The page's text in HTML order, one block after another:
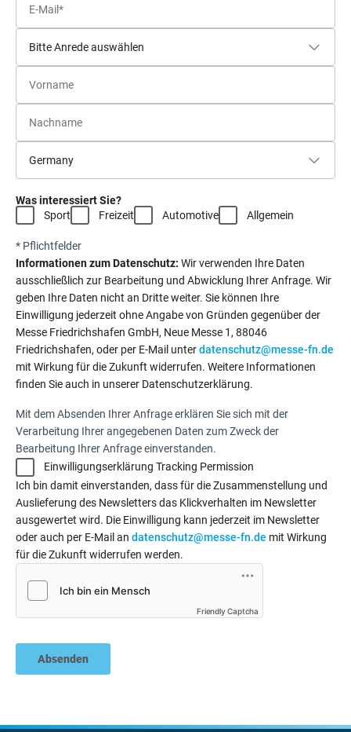
Was interessiert Sie?
Sport
Freizeit Automotive Allgemein
* Pflichtfelder
Informationen zum Datenschutz: Wir verwenden Ihre Daten
ausschließlich zur Bearbeitung und Abwicklung Ihrer Anfrage. Wir
geben Ihre Daten nicht an Dritte weiter. Sie können Ihre
Einwilligung jederzeit ohne Angabe von Gründen gegenüber der
Messe Friedrichshafen GmbH, Neue Messe 1, 88046
Friedrichshafen, oder per E-Mail unterdatenschutz@messe-fn.de
mit Wirkung für die Zukunft widerrufen. Weitere Informationen
finden Sie auch in unserer Datenschutzerklärung.
Mit dem Absenden Ihrer Anfrage erklären Sie sich mit der
Verarbeitung Ihrer angegebenen Daten zum Zweck der
Bearbeitung Ihrer Anfrage einverstanden.
Einwilligungserklärung Tracking Permission
Ich bin damit einverstanden, dass für die Zusammenstellung und
Auslieferung des Newsletters das Klickverhalten im Newsletter
ausgewertet wird. Die Einwilligung kann jederzeit im Newsletter
oder auch per E-Mail an datenschutz@messe-fn.de mit Wirkung
für die Zukunft widerrufen werden.
Friendly Captcha
Absenden